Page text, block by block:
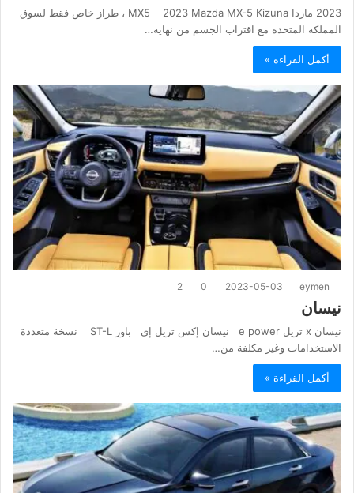
2023 مازدا MX5 2023 Mazda MX-5 Kizuna ، طراز خاص فقط لسوق
المملكة المتحدة مع اقتراب الجسم من نهاية…
أكمل القراءة »
eymen
2023-05-03
0
2
نيسان
نيسان x تريل e power نيسان إكس تريل إي باور ST-L نسخة متعددة
الاستخدامات وغير مكلفة من…
أكمل القراءة »